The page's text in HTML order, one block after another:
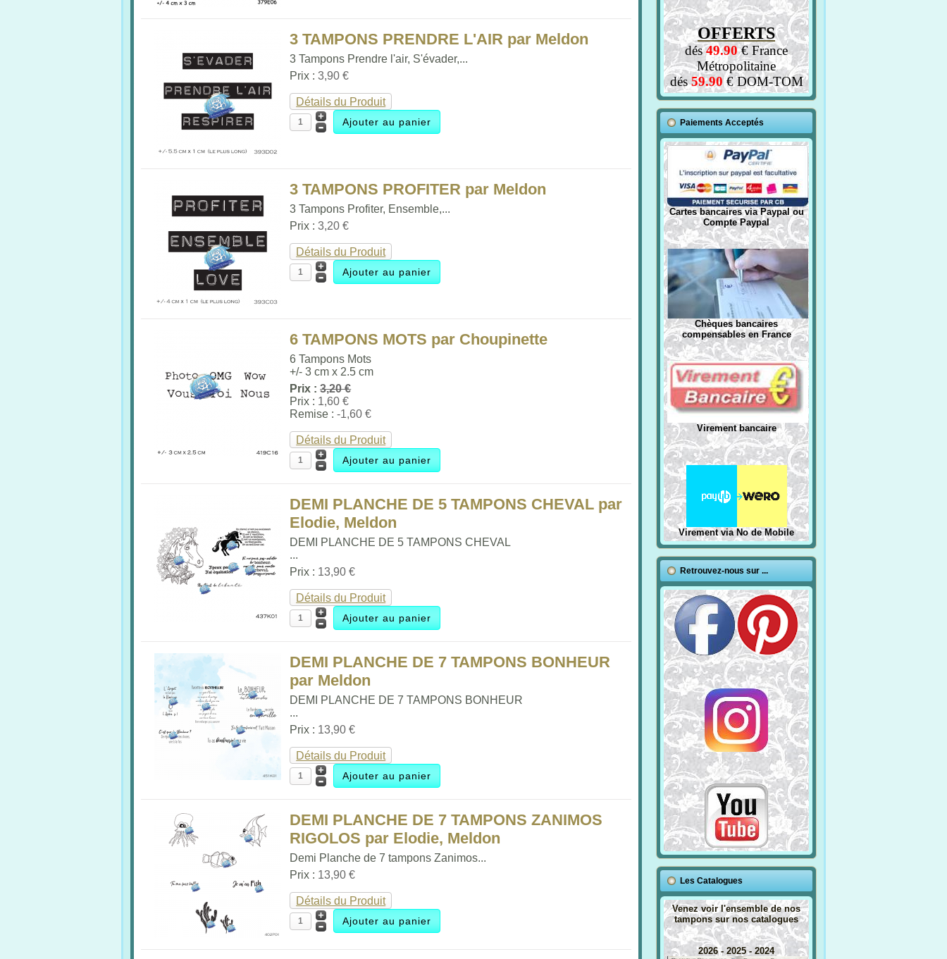
3 TAMPONS PRENDRE L'AIR par Meldon
3 Tampons Prendre l'air, S'évader,...
Prix :3,90 €
Détails du Produit
3 TAMPONS PROFITER par Meldon
3 Tampons Profiter, Ensemble,...
Prix :3,20 €
Détails du Produit
6 TAMPONS MOTS par Choupinette
6 Tampons Mots
+/- 3 cm x 2.5 cm
Prix :3,20 €
Prix : 1,60 €
Remise :-1,60 €
Détails du Produit
DEMI PLANCHE DE 5 TAMPONS CHEVAL par
Elodie, Meldon
DEMI PLANCHE DE 5 TAMPONS CHEVAL
...
Prix : 13,90 €
Détails du Produit
DEMI PLANCHE DE 7 TAMPONS BONHEUR
par Meldon
DEMI PLANCHE DE 7 TAMPONS BONHEUR
...
Prix : 13,90 €
Détails du Produit
DEMI PLANCHE DE 7 TAMPONS ZANIMOS
RIGOLOS par Elodie, Meldon
Demi Planche de 7 tampons Zanimos...
Prix : 13,90 €
Détails du Produit
OFFERTS
dés49.90€ France
Métropolitaine
dés59.90€ DOM-TOM
Paiements Acceptés
Cartes bancaires via Paypal ou
Compte Paypal
Chèques bancaires
compensables en France
Virement bancaire
Virement via No de Mobile
Retrouvez-nous sur ...
Les Catalogues
Venez voir l'ensemble de nos
tampons sur nos catalogues
2026 - 2025 - 2024